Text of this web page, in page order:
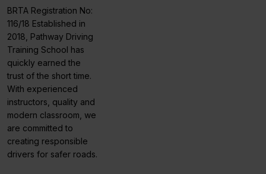
BRTA Registration No:
116/18 Established in
2018, Pathway Driving
Training School has
quickly earned the
trust of the short time.
With experienced
instructors, quality and
modern classroom, we
are committed to
creating responsible
drivers for safer roads.